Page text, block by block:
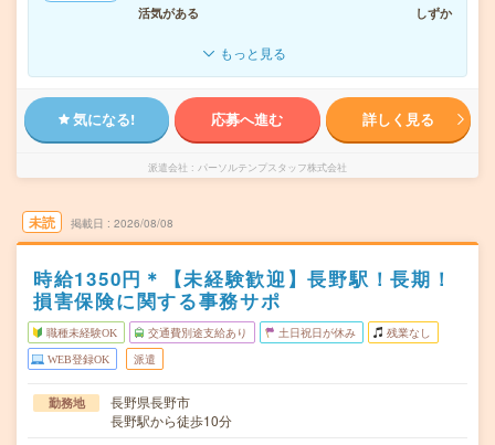
活気がある
しずか
もっと見る
気になる! 応募へ進む 詳しく見る
派遣会社 パーソルテンプスタッフ株式会社
未読 掲載日 2026/08/08
時給1350円＊【未経験歓迎】長野駅！長期！
損害保険に関する事務サポ
職種未経験OK 交通費別途支給あり 土日祝日が休み 残業なし
WEB登録OK 派遣
勤務地
長野県長野市
長野駅から徒歩10分